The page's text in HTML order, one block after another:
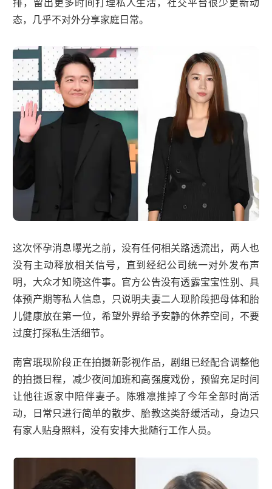
态，几乎不对外分享家庭日常。
这次怀孕消息曝光之前，没有任何相关路透流出，两人也
没有主动释放相关信号，直到经纪公司统一对外发布声
明，大众才知晓这件事。官方公告没有透露宝宝性别、具
体预产期等私人信息，只说明夫妻二人现阶段把母体和胎
儿健康放在第一位，希望外界给予安静的休养空间，不要
过度打探私生活细节。
南宫珉现阶段正在拍摄新影视作品，剧组已经配合调整他
的拍摄日程，减少夜间加班和高强度戏份，预留充足时间
让他往返家中陪伴妻子。陈雅凛推掉了今年全部时尚活
动，日常只进行简单的散步、胎教这类舒缓活动，身边只
有家人贴身照料，没有安排大批随行工作人员。